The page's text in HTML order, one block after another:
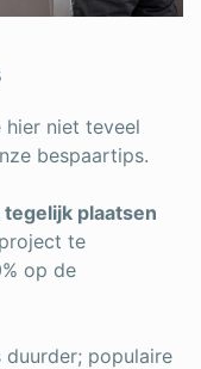
niet teveel
bespaartips.
plaatsen
te
op de
populaire